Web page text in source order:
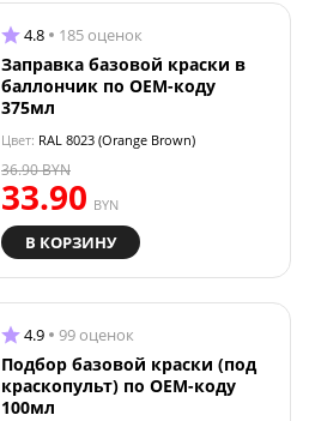
4.8 185 оценок
Заправка базовой краски в
баллончик по OEM-коду
375мл
Цвет: RAL 8023 (Orange Brown)
33.90 BYN
36.90BYN
В КОРЗИНУ
4.9 99 оценок
Подбор базовой краски (под
краскопульт) по OEM-коду
100мл